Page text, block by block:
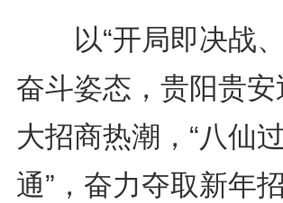
以“开局即决战、
奋斗姿态，贵阳贵
大招商热潮，“八仙
通”，奋力夺取新年